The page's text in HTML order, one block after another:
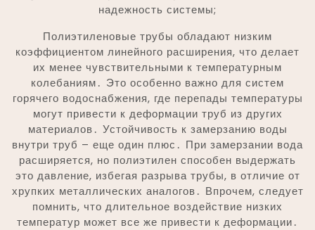
надежность системы;
Полиэтиленовые трубы обладают низким
коэффициентом линейного расширения, что делает
их менее чувствительными к температурным
колебаниям․ Это особенно важно для систем
горячего водоснабжения, где перепады температуры
могут привести к деформации труб из других
материалов․ Устойчивость к замерзанию воды
внутри труб – еще один плюс․ При замерзании вода
расширяется, но полиэтилен способен выдержать
это давление, избегая разрыва трубы, в отличие от
хрупких металлических аналогов․ Впрочем, следует
помнить, что длительное воздействие низких
температур может все же привести к деформации․